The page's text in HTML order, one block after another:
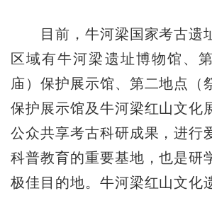
目前，牛河梁国家考古遗
区域有牛河梁遗址博物馆、
庙）保护展示馆、第二地点（
保护展示馆及牛河梁红山文化
公众共享考古科研成果，进行
科普教育的重要基地，也是研
极佳目的地。牛河梁红山文化